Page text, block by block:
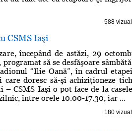
588
CSMS Iaşi
începând de astăzi, 29
să se desfăşoare
“Ilie Oană”, în cadrul
doresc să-şi achiziţioneze
CSMS Iaşi o pot face de la
între orele 10.00-17.30, iar ...
180